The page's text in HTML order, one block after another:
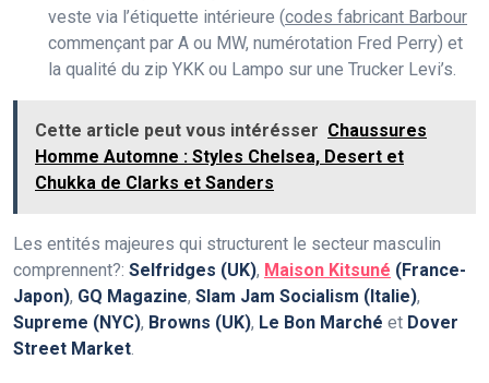
veste via l’étiquette intérieure (codes fabricant Barbour
commençant par A ou MW, numérotation Fred Perry) et
la qualité du zip YKK ou Lampo sur une Trucker Levi’s.
Cette article peut vous intérésser Chaussures
Homme Automne : Styles Chelsea, Desert et
Chukka de Clarks et Sanders
Les entités majeures qui structurent le secteur masculin
comprennent?: Selfridges (UK), Maison Kitsuné (France-
Japon), GQ Magazine, Slam Jam Socialism (Italie),
Supreme (NYC), Browns (UK), Le Bon Marché et Dover
Street Market.